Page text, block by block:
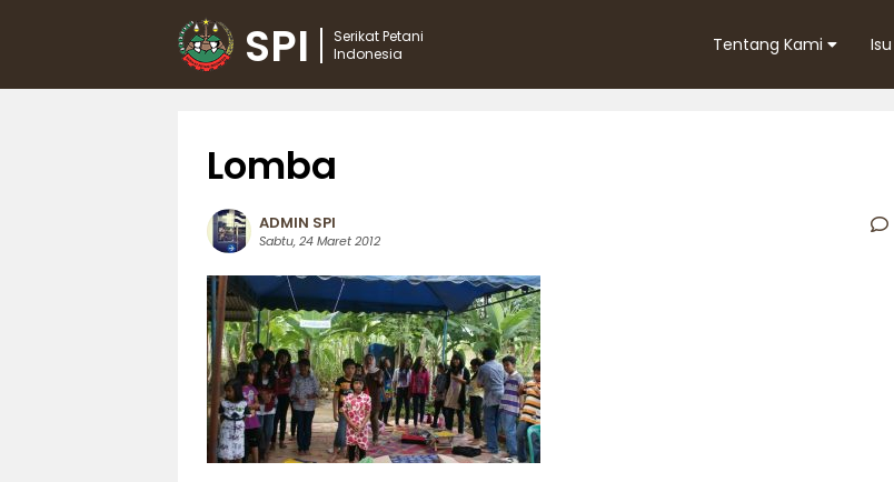
SPI
Serikat Petani
Indonesia
Tentang Kami
Lomba
ADMIN SPI
Sabtu, 24 Maret 2012